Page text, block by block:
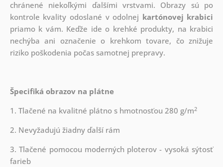
chránené niekoľkými ďalšími vrstvami. Obrazy sú po
kontrole kvality odoslané v odolnej kartónovej krabici
priamo k vám. Keďže ide o krehké produkty, na krabici
nechýba ani označenie o krehkom tovare, čo znižuje
riziko poškodenia počas samotnej prepravy.
Špecifiká obrazov na plátne
1. Tlačené na kvalitné plátno s hmotnosťou 280 g/m2
2. Nevyžadujú žiadny ďalší rám
3. Tlačené pomocou moderných ploterov - vysoká sýtosť
farieb